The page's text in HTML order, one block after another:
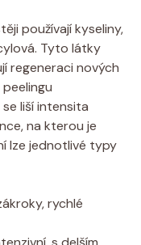
používají kyseliny,
Tyto látky
regeneraci nových
liší intensita
na kterou je
lze jednotlivé typy
rychlé